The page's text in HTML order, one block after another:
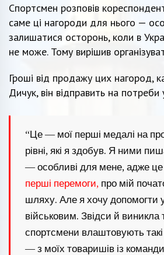
Спортсмен розповів
саме ці нагороди для нього —
залишатися осторонь, коли в
не може. Тому вирішив
Гроші від продажу цих нагород,
Дичук, він відправить на потреби
“Це — мої перші медалі на
рівні, які я здобув. Я ними
— особливі для мене, адже
перші перемоги, про мій
шляху. Але я хочу допомогти
військовим. Звідси й виникла
спортсмени влаштовують такі
— з моїх товаришів із